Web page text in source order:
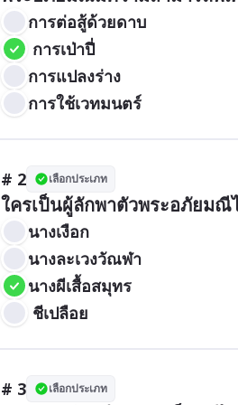
การต่อสู้ด้วยดาบ
การเป่าปี่
การแปลงร่าง
การใช้เวทมนตร์
# 2 เลือกประเภท
ใครเป็นผู้ลักพาตัวพระอภัยมณี
นางเงือก
นางละเวงวัณฬา
นางผีเสื้อสมุทร
ชีเปลือย
# 3 เลือกประเภท